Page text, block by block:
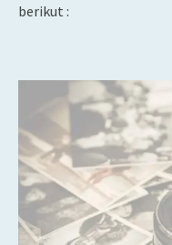
berikut :